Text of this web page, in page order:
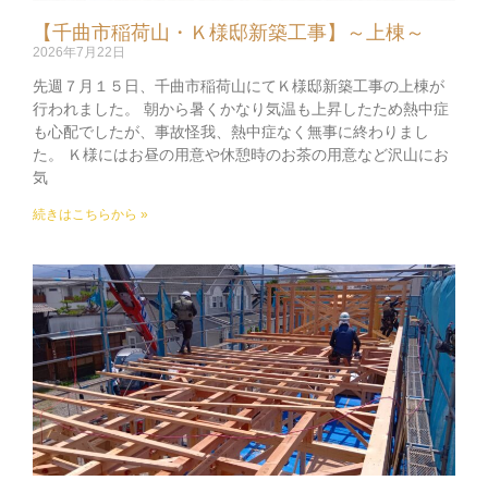
【千曲市稲荷山・Ｋ様邸新築工事】～上棟～
2026年7月22日
先週７月１５日、千曲市稲荷山にてＫ様邸新築工事の上棟が
行われました。 朝から暑くかなり気温も上昇したため熱中症
も心配でしたが、事故怪我、熱中症なく無事に終わりまし
た。 Ｋ様にはお昼の用意や休憩時のお茶の用意など沢山にお
気
続きはこちらから »